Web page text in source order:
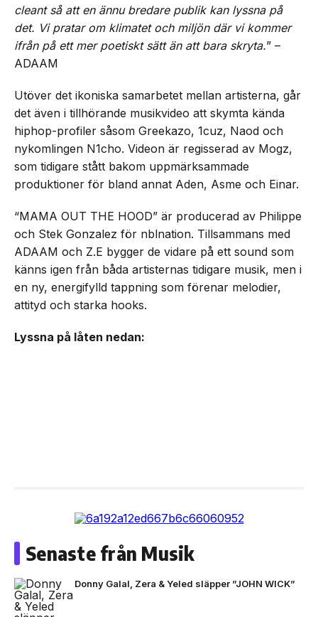
cleant så att en ännu bredare publik kan lyssna på
det. Vi pratar om klimatet och miljön där vi kommer
ifrån på ett mer poetiskt sätt än att bara skryta.” –
ADAAM
Utöver det ikoniska samarbetet mellan artisterna, går
det även i tillhörande musikvideo att skymta kända
hiphop-profiler såsom Greekazo, 1cuz, Naod och
nykomlingen N1cho. Videon är regisserad av Mogz,
som tidigare stått bakom uppmärksammade
produktioner för bland annat Aden, Asme och Einar.
“MAMA OUT THE HOOD” är producerad av Philippe
och Stek Gonzalez för nblnation. Tillsammans med
ADAAM och Z.E bygger de vidare på ett sound som
känns igen från båda artisternas tidigare musik, men i
en ny, energifylld tappning som förenar melodier,
attityd och starka hooks.
Lyssna på låten nedan:
Senaste från Musik
Donny Galal, Zera & Yeled släpper ”JOHN WICK”